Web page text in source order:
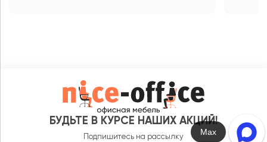
БУДЬТЕ В КУРСЕ НАШИХ АКЦИЙ!
Подпишитесь на рассылку
Max